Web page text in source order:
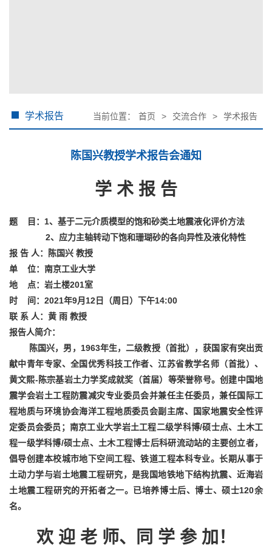
学术报告 当前位置： 首页 > 交流合作 > 学术报告
陈国兴教授学术报告会通知
学 术 报 告
题 目：1、基于二元介质模型的饱和砂类土地震液化评价方法
2、应力主轴转动下饱和珊瑚砂的各向异性及液化特性
报 告 人：陈国兴 教授
单 位：南京工业大学
地 点：岩土楼201室
时 间：2021年9月12日（周日）下午14:00
联 系 人：黄 雨 教授
报告人简介：
陈国兴，男，1963年生，二级教授（首批），获国家有突出贡
献中青年专家、全国优秀科技工作者、江苏省教学名师（首批）、
黄文熙-陈宗基岩土力学奖成就奖（首届）等荣誉称号。创建中国地
震学会岩土工程防震减灾专业委员会并兼任主任委员，兼任国际工
程地质与环境协会海洋工程地质委员会副主席、国家地震安全性评
定委员会委员；南京工业大学岩土工程二级学科博/硕士点、土木工
程一级学科博/硕士点、土木工程博士后科研流动站的主要创立者，
倡导创建本校城市地下空间工程、铁道工程本科专业。长期从事于
土动力学与岩土地震工程研究，是我国地铁地下结构抗震、近海岩
土地震工程研究的开拓者之一。已培养博士后、博士、硕士120余
名。
欢 迎 老 师、同 学 参 加！